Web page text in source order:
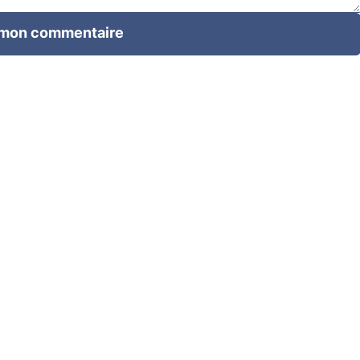
commentaire